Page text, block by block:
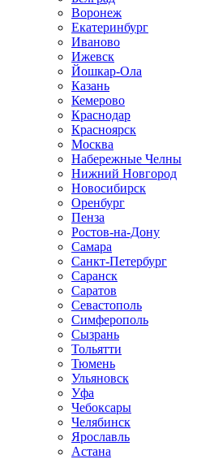
Воронеж
Екатеринбург
Иваново
Ижевск
Йошкар-Ола
Казань
Кемерово
Краснодар
Красноярск
Москва
Набережные Челны
Нижний Новгород
Новосибирск
Оренбург
Пенза
Ростов-на-Дону
Самара
Санкт-Петербург
Саранск
Саратов
Севастополь
Симферополь
Сызрань
Тольятти
Тюмень
Ульяновск
Уфа
Чебоксары
Челябинск
Ярославль
Астана